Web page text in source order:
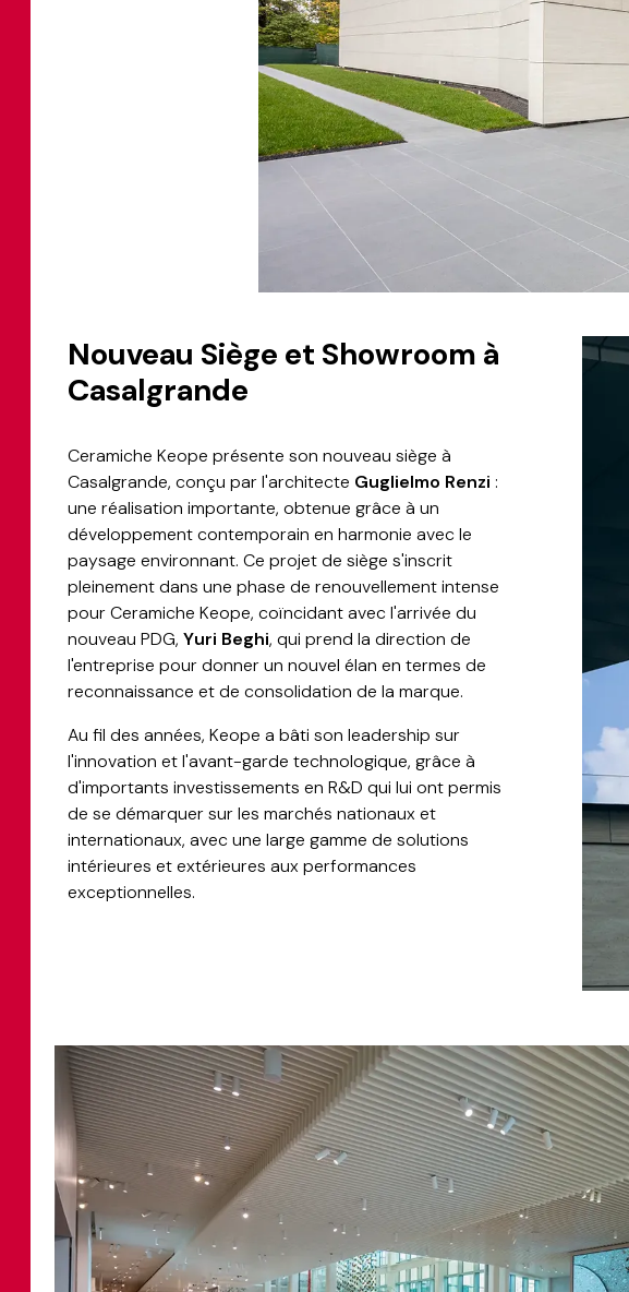
Nouveau Siège et Showroom à
Casalgrande
Ceramiche Keope présente son nouveau siège à
Casalgrande, conçu par l'architecte Guglielmo Renzi :
une réalisation importante, obtenue grâce à un
développement contemporain en harmonie avec le
paysage environnant. Ce projet de siège s'inscrit
pleinement dans une phase de renouvellement intense
pour Ceramiche Keope, coïncidant avec l'arrivée du
nouveau PDG, Yuri Beghi, qui prend la direction de
l'entreprise pour donner un nouvel élan en termes de
reconnaissance et de consolidation de la marque.
Au fil des années, Keope a bâti son leadership sur
l'innovation et l'avant-garde technologique, grâce à
d'importants investissements en R&D qui lui ont permis
de se démarquer sur les marchés nationaux et
internationaux, avec une large gamme de solutions
intérieures et extérieures aux performances
exceptionnelles.